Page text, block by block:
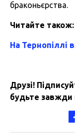
браконьєрства.
Читайте також:
На Тернопіллі
Друзі!
будьте завжди